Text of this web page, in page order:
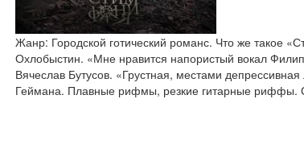
Жанр: Городской готический романс. Что же такое
Охлобыстин. «Мне нравится напористый вокал
Вячеслав Бутусов. «Грустная, местами
Геймана. Плавные рифмы, резкие гитарные риффы.